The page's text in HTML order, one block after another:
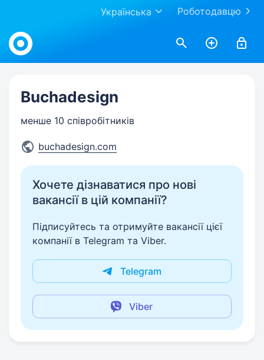
Роботодавцю
Українська
Work.ua
Buchadesign
менше 10 співробітників
buchadesign.com
Хочете дізнаватися про нові
вакансії в цій компанії?
Підписуйтесь та отримуйте вакансії цієї
компанії в Telegram та Viber.
Telegram
Viber